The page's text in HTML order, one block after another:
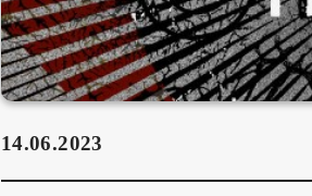
14.06.2023